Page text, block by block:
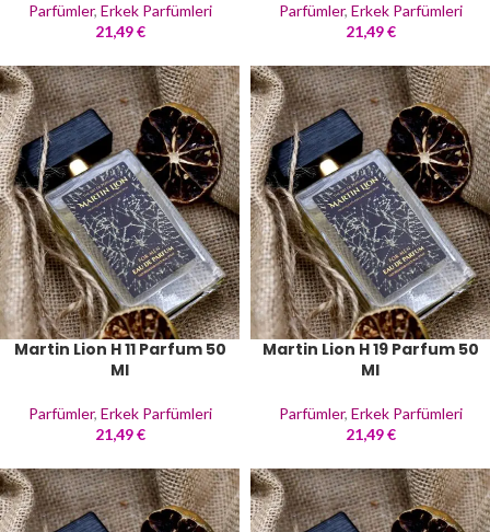
Parfümler, Erkek Parfümleri
21,49€
Parfümler, Erkek Parfümleri
21,49€
Martin Lion H 11 Parfum 50
Ml
Parfümler, Erkek Parfümleri
21,49€
Martin Lion H 19 Parfum 50
Ml
Parfümler, Erkek Parfümleri
21,49€